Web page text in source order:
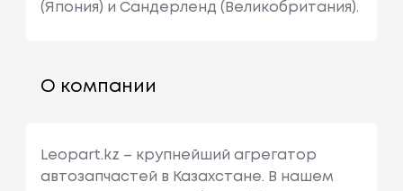
(Япония) и Сандерленд (Великобритания).
О компании
Leopart.kz – крупнейший агрегатор
автозапчастей в Казахстане. В нашем